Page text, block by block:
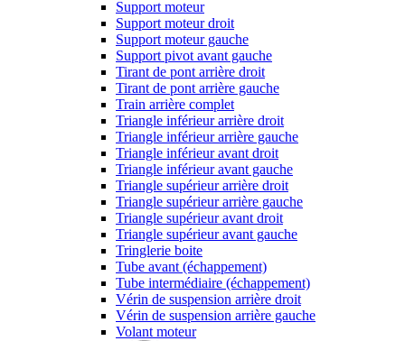
Support moteur
Support moteur droit
Support moteur gauche
Support pivot avant gauche
Tirant de pont arrière droit
Tirant de pont arrière gauche
Train arrière complet
Triangle inférieur arrière droit
Triangle inférieur arrière gauche
Triangle inférieur avant droit
Triangle inférieur avant gauche
Triangle supérieur arrière droit
Triangle supérieur arrière gauche
Triangle supérieur avant droit
Triangle supérieur avant gauche
Tringlerie boite
Tube avant (échappement)
Tube intermédiaire (échappement)
Vérin de suspension arrière droit
Vérin de suspension arrière gauche
Volant moteur